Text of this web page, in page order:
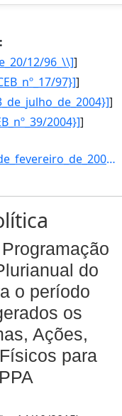
12/96_\\]]
97}]]
]
2004}]]
10054: Ano-Resolucao_nº_1-_de_3_de_fevereiro_de_2005.-Esfera-Esta_acao_e_implementada_diretamente_pelas_uni]
do
o período
os
Ações,
para